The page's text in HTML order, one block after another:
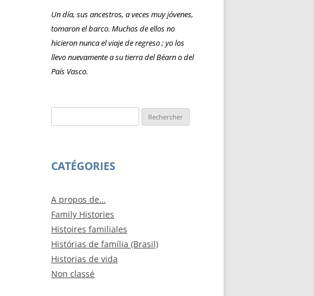
Un día, sus ancestros, a veces muy jóvenes,
tomaron el barco. Muchos de ellos no
hicieron nunca el viaje de regreso ; yo los
llevo nuevamente a su tierra del Béarn o del
País Vasco.
CATÉGORIES
A propos de…
Family Histories
Histoires familiales
Histórias de família (Brasil)
Historias de vida
Non classé